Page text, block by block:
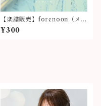
【楽譜販売】forenoon（メロ
ディーコード譜）
¥300